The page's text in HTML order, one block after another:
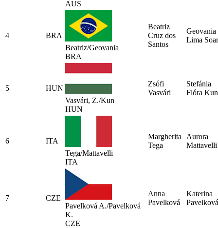
AUS
4
BRA
Beatriz/Geovania
BRA
Beatriz
Cruz dos
Santos
Geovania
Lima
5
HUN
Vasvári, Z./Kun
HUN
Zsófi
Vasvári
Stefánia
Flóra Kun
6
ITA
Tega/Mattavelli
ITA
Margherita
Tega
Aurora
Mattavelli
7
CZE
Pavelková A./Pavelková
K.
CZE
Anna
Pavelková
Katerina
Pavelková